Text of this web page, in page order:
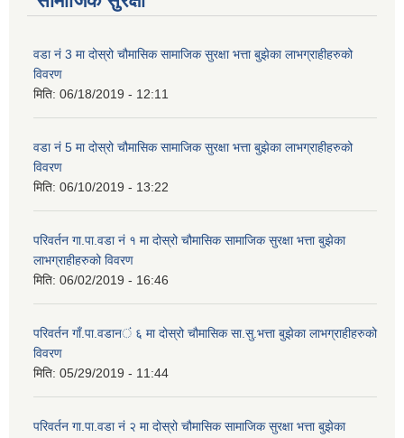
वडा नं 3 मा दोस्रो चौमासिक सामाजिक सुरक्षा भत्ता बुझेका लाभग्राहीहरुको
विवरण
मिति: 06/18/2019 - 12:11
वडा नं 5 मा दोस्रो चौमासिक सामाजिक सुरक्षा भत्ता बुझेका लाभग्राहीहरुको
विवरण
मिति: 06/10/2019 - 13:22
परिवर्तन गा.पा.वडा नं १ मा दोस्रो चौमासिक सामाजिक सुरक्षा भत्ता बुझेका
लाभग्राहीहरुको विवरण
मिति: 06/02/2019 - 16:46
परिवर्तन गाँ.पा.वडान‌‍ं ६ मा दोस्रो चौमासिक सा.सु.भत्ता बुझेका लाभग्राहीहरुको
विवरण
मिति: 05/29/2019 - 11:44
परिवर्तन गा.पा.वडा नं २ मा दोस्रो चौमासिक सामाजिक सुरक्षा भत्ता बुझेका